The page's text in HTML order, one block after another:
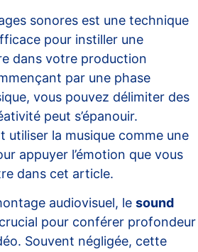
sonores est une technique
pour instiller une
dans votre production
par une phase
vous pouvez délimiter des
peut s’épanouir.
utiliser la musique comme une
appuyer l’émotion que vous
dans cet article.
audiovisuel, le sound
pour conférer profondeur
Souvent négligée, cette